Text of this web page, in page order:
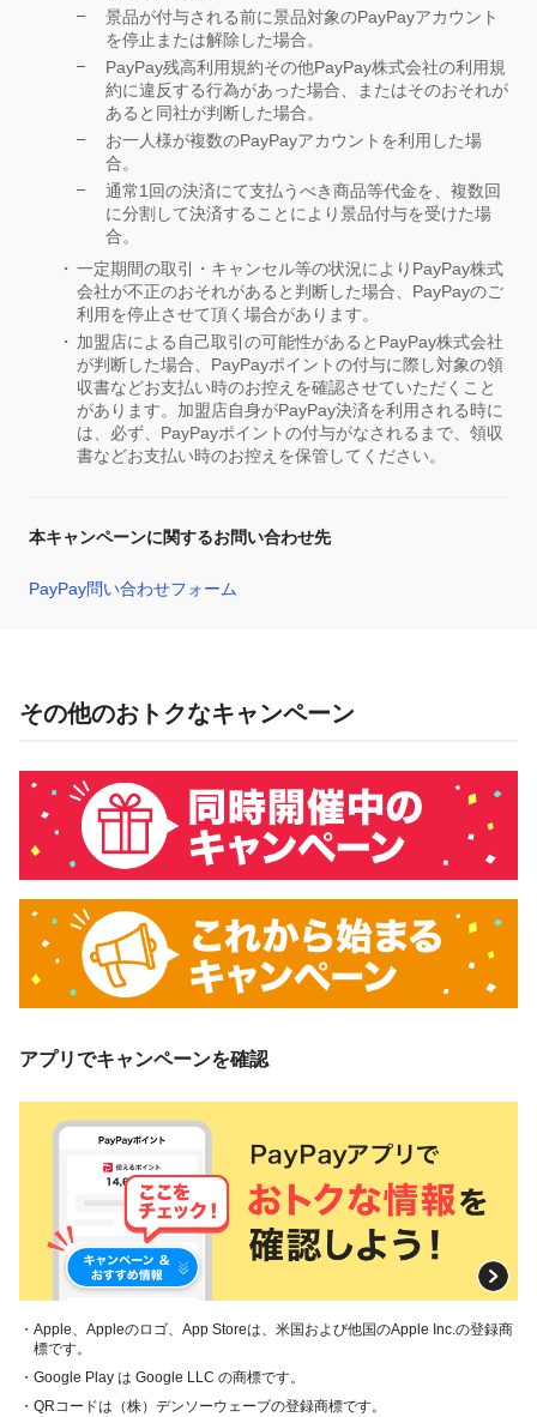
景品が付与される前に景品対象のPayPayアカウント
を停止または解除した場合。
PayPay残高利用規約その他PayPay株式会社の利用規
約に違反する行為があった場合、またはそのおそれが
あると同社が判断した場合。
お一人様が複数のPayPayアカウントを利用した場
合。
通常1回の決済にて支払うべき商品等代金を、複数回
に分割して決済することにより景品付与を受けた場
合。
一定期間の取引・キャンセル等の状況によりPayPay株式
会社が不正のおそれがあると判断した場合、PayPayのご
利用を停止させて頂く場合があります。
加盟店による自己取引の可能性があるとPayPay株式会社
が判断した場合、PayPayポイントの付与に際し対象の領
収書などお支払い時のお控えを確認させていただくこと
があります。加盟店自身がPayPay決済を利用される時に
は、必ず、PayPayポイントの付与がなされるまで、領収
書などお支払い時のお控えを保管してください。
本キャンペーンに関するお問い合わせ先
PayPay問い合わせフォーム
その他のおトクなキャンペーン
アプリでキャンペーンを確認
・Apple、Appleのロゴ、App Storeは、米国および他国のApple Inc.の登録商
標です。
・Google Play は Google LLC の商標です。
・QRコードは（株）デンソーウェーブの登録商標です。